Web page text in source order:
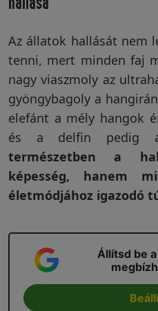
hallása
Az állatok hallását nem
tenni, mert minden faj
nagy viaszmoly az
gyöngybagoly a
elefánt a mély hangok
és a delfin pedig
természetben a
képesség, hanem
életmódjához igazodó
Állítsd be